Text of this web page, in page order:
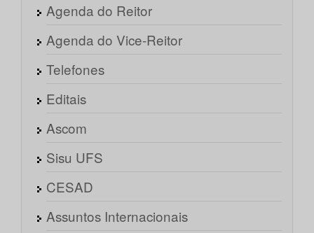
Agenda do Reitor
Agenda do Vice-Reitor
Telefones
Editais
Ascom
Sisu UFS
CESAD
Assuntos Internacionais